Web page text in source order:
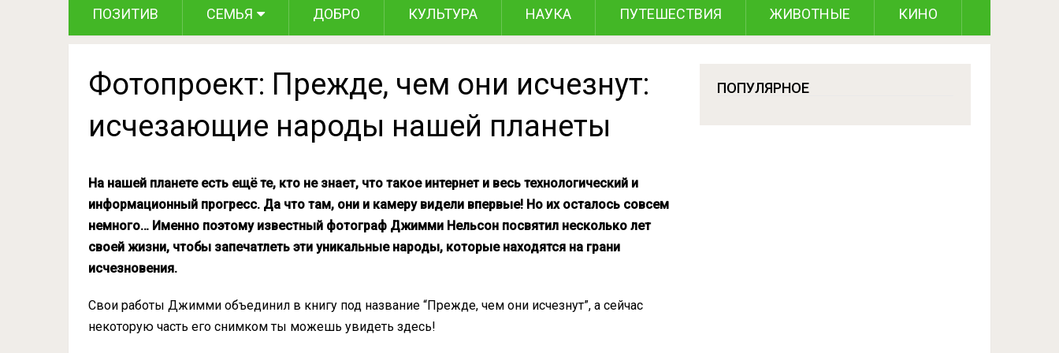
ПОЗИТИВ СЕМЬЯ ДОБРО КУЛЬТУРА НАУКА ПУТЕШЕСТВИЯ ЖИВОТНЫЕ КИНО
Фотопроект: Прежде, чем они исчезнут:
исчезающие народы нашей планеты
На нашей планете есть ещё те, кто не знает, что такое интернет и весь технологический и
информационный прогресс. Да что там, они и камеру видели впервые! Но их осталось совсем
немного… Именно поэтому известный фотограф Джимми Нельсон посвятил несколько лет
своей жизни, чтобы запечатлеть эти уникальные народы, которые находятся на грани
исчезновения.
Свои работы Джимми объединил в книгу под название “Прежде, чем они исчезнут”, а сейчас
некоторую часть его снимком ты можешь увидеть здесь!
ПОПУЛЯРНОЕ